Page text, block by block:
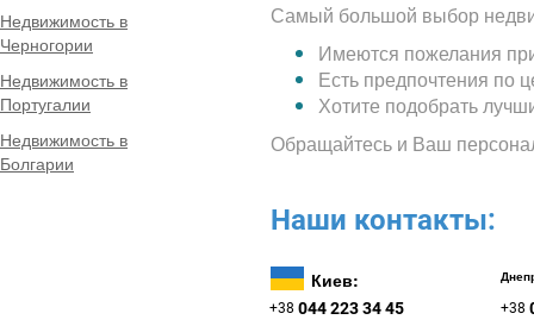
Недвижимость в
Черногории
Недвижимость в
Португалии
Недвижимость в
Болгарии
Самый большой выбор
Имеются пожелания
Есть предпочтения по
Хотите подобрать
Обращайтесь и Ваш
Наши контакты:
Киев:
+38 044 223 34 45 +38